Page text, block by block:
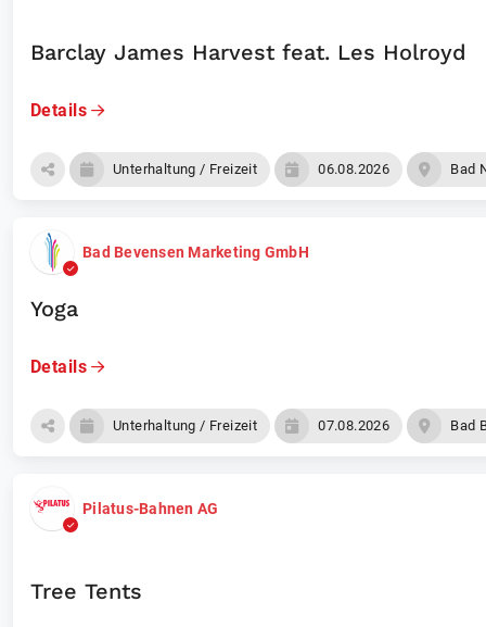
Barclay James Harvest feat. Les Holroyd
Details
Unterhaltung / Freizeit 06.08.2026 Bad
Bad Bevensen Marketing GmbH
Yoga
Details
Unterhaltung / Freizeit 07.08.2026 Bad
Pilatus-Bahnen AG
Tree Tents